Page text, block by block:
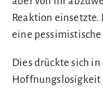
Reaktion
eine
Dies drückte sich
Hoffnungslosigkeit